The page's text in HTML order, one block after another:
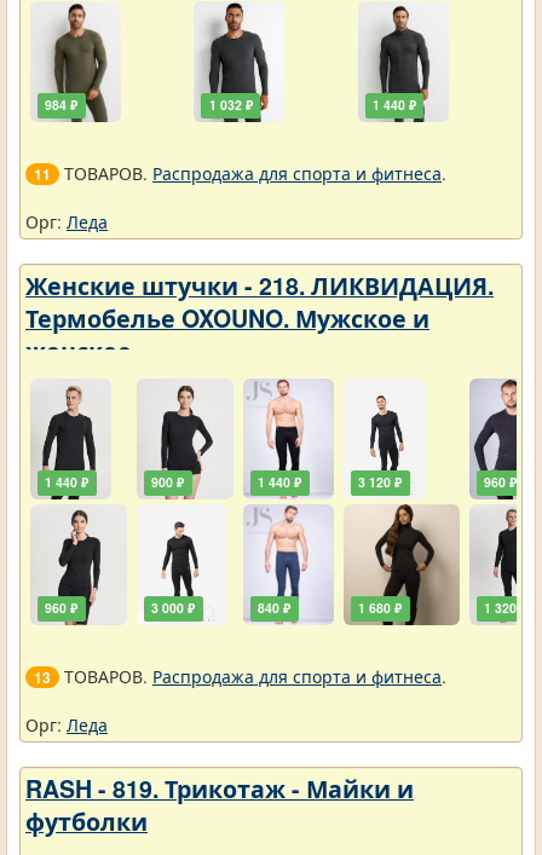
984 ₽ 1 032 ₽ 1 440 ₽
11 ТОВАРОВ. Распродажа для спорта и фитнеса.
Орг: Леда
Женские штучки - 218. ЛИКВИДАЦИЯ.
Термобелье OXOUNO. Мужское и
женское
1 440 ₽
960 ₽
900 ₽
3 000 ₽
1 440 ₽
840 ₽
3 120 ₽
1 680 ₽
960 ₽
1 320 ₽
13 ТОВАРОВ. Распродажа для спорта и фитнеса.
Орг: Леда
RASH - 819. Трикотаж - Майки и
футболки